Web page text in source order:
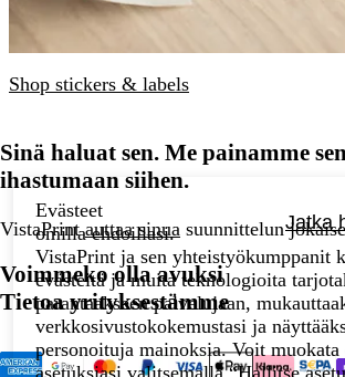
Shop stickers & labels
Sinä haluat sen. Me painamme
ihastumaan siihen.
VistaPrintauttaa sinua suunnittelun
Voimmeko olla avuksi
Tietoa yrityksestämme
Evästeet
omilla ehdoillasi.
Jatka
VistaPrint ja sen yhteistyökumppanit
evästeitä ja muita teknologioita
parantaakseen palvelujaan,
verkkosivustokokemustasi ja
personoituja mainoksia. Voit muokata
asetuksiasi valitsemalla “Hallitse